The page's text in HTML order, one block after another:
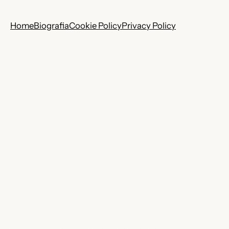
HomeBiografiaCookie PolicyPrivacy Policy